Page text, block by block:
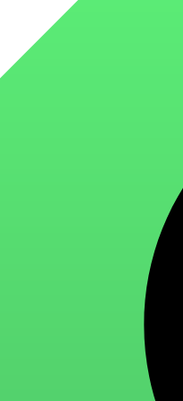
и нейтрализации запахов
за тканями
изделий
чистящие средства
средства
средства